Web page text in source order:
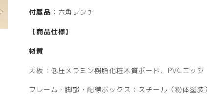
付属品 ：六角レンチ
【商品仕様】
材質
天板：低圧メラミン樹脂化粧木質ボード、PVCエッジ
フレーム・脚部・配線ボックス：スチール（粉体塗装）